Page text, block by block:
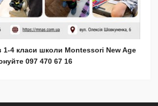
1-4 класи школи Montessori New Age
097 470 67 16